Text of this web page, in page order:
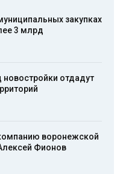
закупках
3 млрд
отдадут
воронежской
Фионов